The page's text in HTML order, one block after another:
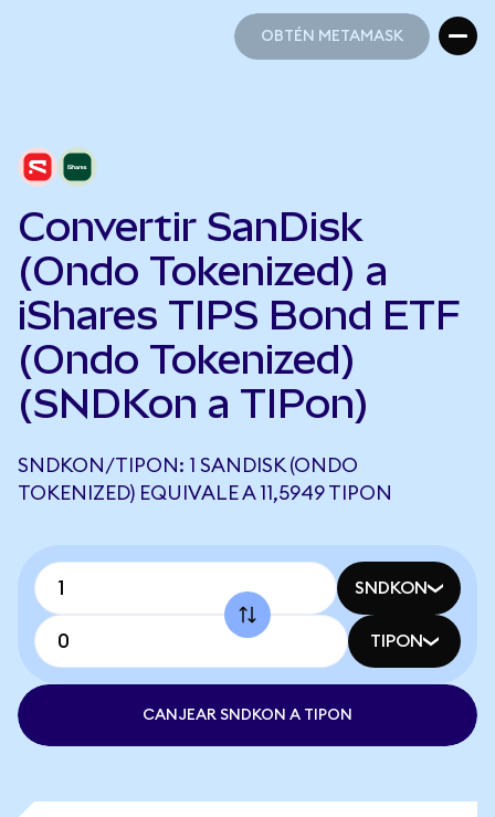
OBTÉN METAMASK
Convertir SanDisk
(Ondo Tokenized) a
iShares TIPS Bond ETF
(Ondo Tokenized)
(SNDKon a TIPon)
SNDKON/TIPON: 1 SANDISK (ONDO
TOKENIZED) EQUIVALE A 11,5949 TIPON
SNDKON
TIPON
CANJEAR SNDKON A TIPON